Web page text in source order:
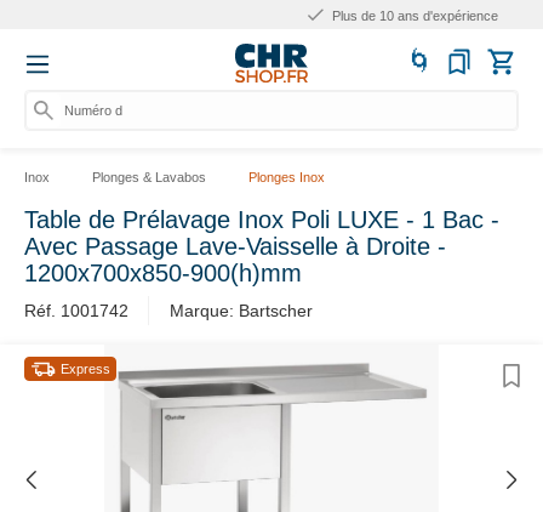
Plus de 10 ans d'expérience
Numéro d'ar
Inox Plonges & Lavabos Plonges Inox
Table de Prélavage Inox Poli LUXE - 1 Bac -
Avec Passage Lave-Vaisselle à Droite -
1200x700x850-900(h)mm
Réf. 1001742 Marque: Bartscher
Express